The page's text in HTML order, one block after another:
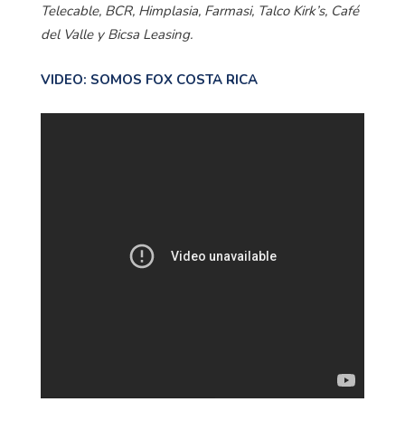
Telecable, BCR, Himplasia, Farmasi, Talco Kirk’s, Café
del Valle y Bicsa Leasing.
VIDEO: SOMOS FOX COSTA RICA